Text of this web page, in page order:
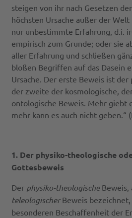
steigen von ihr nach Gesetzen
höchsten Ursache außer der
nur unbestimmte Erfahrung, d.i.
empirisch zum Grunde; oder sie
aller Erfahrung und schließen
bloßen Begriffen auf das Dasein
Ursache. Der erste Beweis ist
der zweite der kosmologische,
ontologische Beweis. Mehr giebt
mehr kann es auch nicht geben.“
1. Der physiko-theologische
Gottesbeweis
Der physiko-theologischeBeweis,
teleologischerBeweis
besonderen Beschaffenheit der